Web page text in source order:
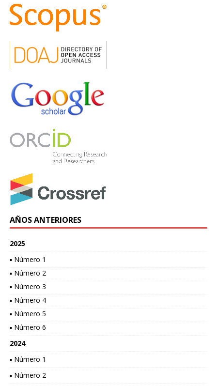
AÑOS ANTERIORES
2025
▪ Número 1
▪ Número 2
▪ Número 3
▪ Número 4
▪ Número 5
▪ Número 6
2024
▪ Número 1
▪ Número 2